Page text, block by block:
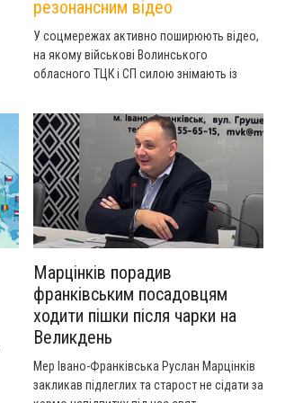
резонансним відео
У соцмережах активно поширюють відео,
на якому військові Волинського
обласного ТЦК і СП силою знімають із
намагався від них втекти. Потім вони
забирають його з собою і несуть за руки і
ноги. У ТЦК вже пояснили, як так сталося.
Марцінків порадив
франківським посадовцям
ходити пішки після чарки на
Великдень
Мер Івано-Франківська Руслан Марцінків
закликав підлеглих та старост не сідати за